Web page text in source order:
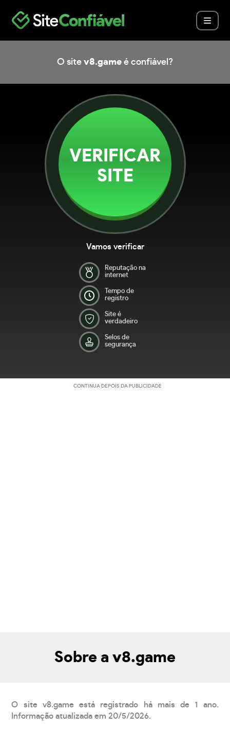
O site v8.game é confiável?
VERIFICAR
SITE
Vamos verificar
Reputação na
internet
Tempo de
registro
Site é
verdadeiro
Selos de
segurança
CONTINUA DEPOIS DA PUBLICIDADE
Sobre a v8.game
O site v8.game está registrado há mais de 1 ano.
Informação atualizada em 20/5/2026.